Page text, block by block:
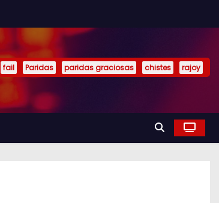
fail Paridas paridas graciosas chistes rajoy